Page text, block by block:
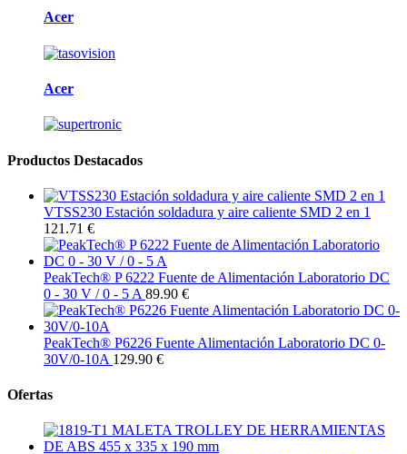
Acer
Acer
Productos Destacados
VTSS230 Estación soldadura y aire caliente SMD 2 en 1
121.71 €
PeakTech® P 6222 Fuente de Alimentación Laboratorio DC
0 - 30 V / 0 - 5 A 89.90 €
PeakTech® P6226 Fuente Alimentación Laboratorio DC 0-
30V/0-10A 129.90 €
Ofertas